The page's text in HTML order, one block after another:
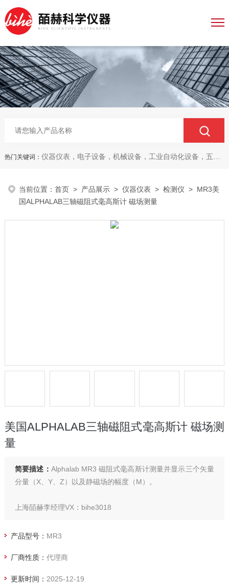
热门关键词： 仪器仪表，电子设备，机械设备，工业自动化设备，五金产品，电线电缆，金属材料，电子
当前位置：首页 > 产品展示 >仪器仪表 >检测仪 > MR3美
国ALPHALAB三轴磁阻式毫高斯计 磁场测量
美国ALPHALAB三轴磁阻式毫高斯计 磁场测
量
简要描述： Alphalab MR3 磁阻式毫高斯计测量并显示三个矢量
分量（X、Y、Z）以及静磁场的幅度（M）。
上海皕赫李经理VX：bihe3018
美国ALPHALAB三轴磁阻式毫高斯计 磁场测量
产品型号： MR3
厂商性质： 代理商
更新时间： 2025-12-19